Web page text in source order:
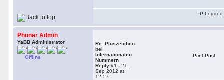
IP Logged
Phoner Admin
YaBB Administrator
Offline
Re: Pluszeichen
bei
Internationalen
Nummern
Reply #1 - 21.
Sep 2012 at
12:57
Print Post